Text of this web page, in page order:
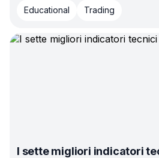
delle criptovalute, dove solo i
Scopriamolo!
Educational Trading
I sette migliori indicatori